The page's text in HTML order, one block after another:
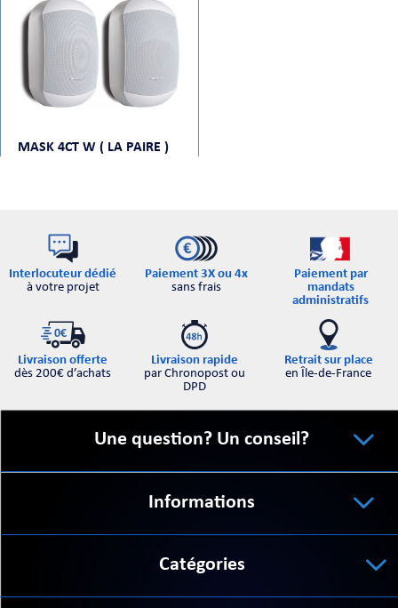
MASK 4CT W ( LA PAIRE )
Interlocuteur dédié
à votre projet
Paiement 3X ou 4x
sans frais
Paiement par
mandats
administratifs
Livraison offerte
dès 200€ d’achats
Livraison rapide
par Chronopost ou
DPD
Retrait sur place
en Île-de-France
Une question? Un conseil?
Informations
Catégories